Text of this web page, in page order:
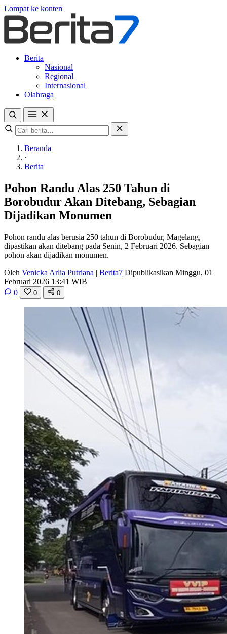
Lompat ke konten
Berita
Nasional
Regional
Internasional
Olahraga
Beranda
·
Berita
Pohon Randu Alas 250 Tahun di
Borobudur Akan Ditebang, Sebagian
Dijadikan Monumen
Pohon randu alas berusia 250 tahun di Borobudur, Magelang,
dipastikan akan ditebang pada Senin, 2 Februari 2026. Sebagian
pohon akan dijadikan monumen.
Oleh Venicka Arlia Putriana | Berita7 Dipublikasikan Minggu, 01
Februari 2026 13:41 WIB
0
0 0